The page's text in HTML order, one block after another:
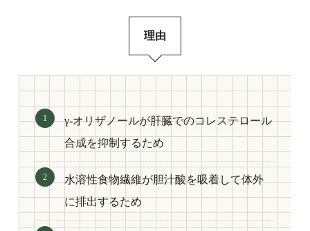
理由
γ-オリザノールが肝臓でのコレステロール
合成を抑制するため
水溶性食物繊維が胆汁酸を吸着して体外
に排出するため